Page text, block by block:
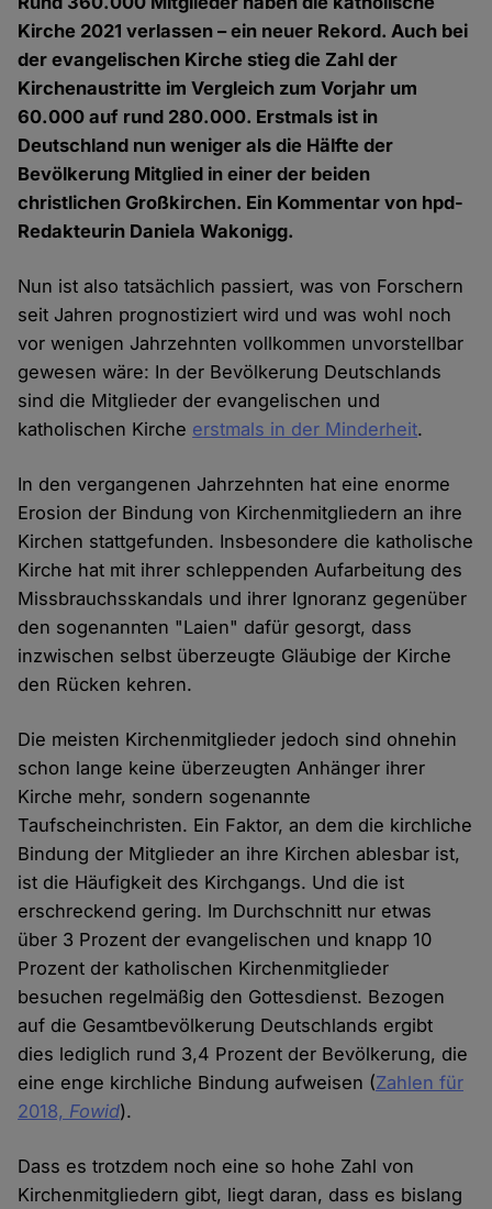
Kirche 2021 verlassen – ein neuer Rekord. Auch bei
der evangelischen Kirche stieg die Zahl der
Kirchenaustritte im Vergleich zum Vorjahr um
60.000 auf rund 280.000. Erstmals ist in
Deutschland nun weniger als die Hälfte der
Bevölkerung Mitglied in einer der beiden
christlichen Großkirchen. Ein Kommentar von hpd-
Redakteurin Daniela Wakonigg.
Nun ist also tatsächlich passiert, was von Forschern
seit Jahren prognostiziert wird und was wohl noch
vor wenigen Jahrzehnten vollkommen unvorstellbar
gewesen wäre: In der Bevölkerung Deutschlands
sind die Mitglieder der evangelischen und
katholischen Kirche erstmals in der Minderheit.
In den vergangenen Jahrzehnten hat eine enorme
Erosion der Bindung von Kirchenmitgliedern an ihre
Kirchen stattgefunden. Insbesondere die katholische
Kirche hat mit ihrer schleppenden Aufarbeitung des
Missbrauchsskandals und ihrer Ignoranz gegenüber
den sogenannten "Laien" dafür gesorgt, dass
inzwischen selbst überzeugte Gläubige der Kirche
den Rücken kehren.
Die meisten Kirchenmitglieder jedoch sind ohnehin
schon lange keine überzeugten Anhänger ihrer
Kirche mehr, sondern sogenannte
Taufscheinchristen. Ein Faktor, an dem die kirchliche
Bindung der Mitglieder an ihre Kirchen ablesbar ist,
ist die Häufigkeit des Kirchgangs. Und die ist
erschreckend gering. Im Durchschnitt nur etwas
über 3 Prozent der evangelischen und knapp 10
Prozent der katholischen Kirchenmitglieder
besuchen regelmäßig den Gottesdienst. Bezogen
auf die Gesamtbevölkerung Deutschlands ergibt
dies lediglich rund 3,4 Prozent der Bevölkerung, die
eine enge kirchliche Bindung aufweisen (Zahlen für
2018, Fowid).
Dass es trotzdem noch eine so hohe Zahl von
Kirchenmitgliedern gibt, liegt daran, dass es bislang